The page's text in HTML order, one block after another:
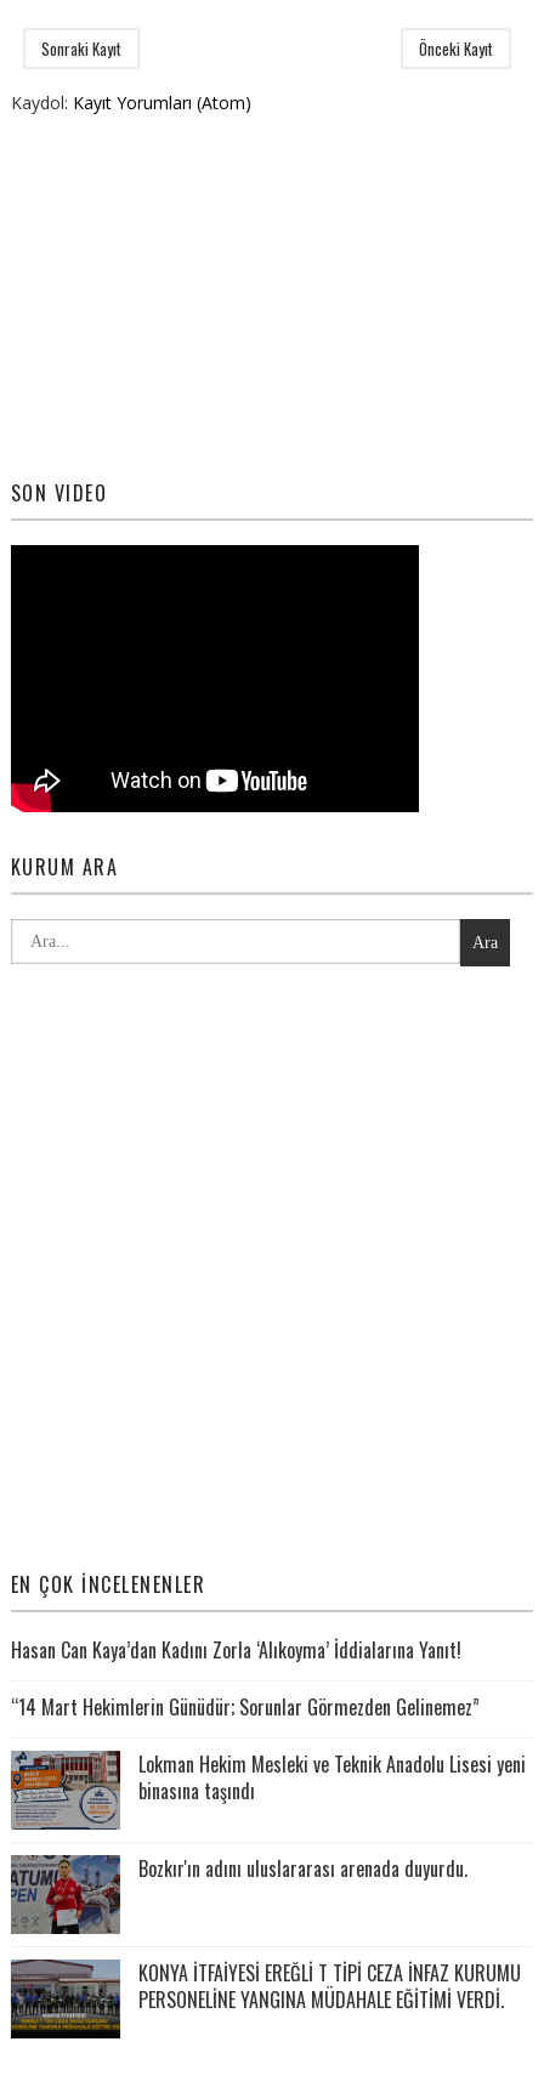
Sonraki Kayıt Önceki Kayıt
Kaydol: Kayıt Yorumları (Atom)
SON VIDEO
KURUM ARA
Ara
EN ÇOK İNCELENENLER
Hasan Can Kaya’dan Kadını Zorla ‘Alıkoyma’ İddialarına Yanıt!
“14 Mart Hekimlerin Günüdür; Sorunlar Görmezden Gelinemez”
Lokman Hekim Mesleki ve Teknik Anadolu Lisesi yeni
binasına taşındı
Bozkır'ın adını uluslararası arenada duyurdu.
KONYA İTFAİYESİ EREĞLİ T TİPİ CEZA İNFAZ KURUMU
PERSONELİNE YANGINA MÜDAHALE EĞİTİMİ VERDİ.